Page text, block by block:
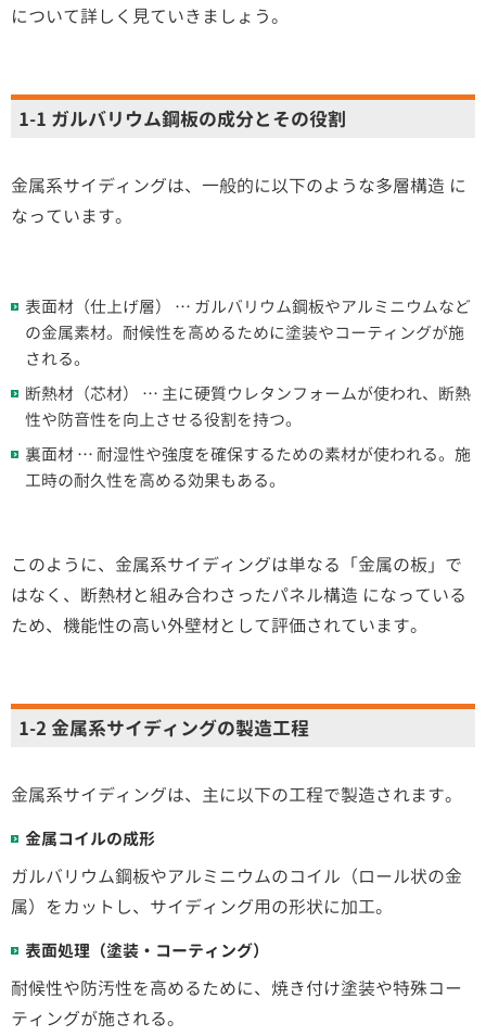
について詳しく見ていきましょう。
1-1 ガルバリウム鋼板の成分とその役割
金属系サイディングは、一般的に以下のような多層構造 に
なっています。
表面材（仕上げ層） … ガルバリウム鋼板やアルミニウムなど
の金属素材。耐候性を高めるために塗装やコーティングが施
される。
断熱材（芯材） … 主に硬質ウレタンフォームが使われ、断熱
性や防音性を向上させる役割を持つ。
裏面材 … 耐湿性や強度を確保するための素材が使われる。施
工時の耐久性を高める効果もある。
このように、金属系サイディングは単なる「金属の板」で
はなく、断熱材と組み合わさったパネル構造 になっている
ため、機能性の高い外壁材として評価されています。
1-2 金属系サイディングの製造工程
金属系サイディングは、主に以下の工程で製造されます。
金属コイルの成形
ガルバリウム鋼板やアルミニウムのコイル（ロール状の金
属）をカットし、サイディング用の形状に加工。
表面処理（塗装・コーティング）
耐候性や防汚性を高めるために、焼き付け塗装や特殊コー
ティングが施される。